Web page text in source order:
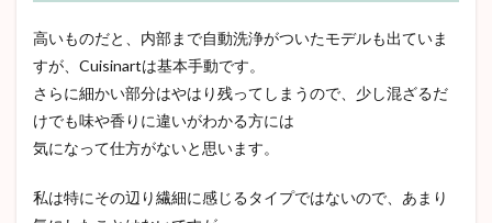
高いものだと、内部まで自動洗浄がついたモデルも出ていま
すが、Cuisinartは基本手動です。
さらに細かい部分はやはり残ってしまうので、少し混ざるだ
けでも味や香りに違いがわかる方には
気になって仕方がないと思います。
私は特にその辺り繊細に感じるタイプではないので、あまり